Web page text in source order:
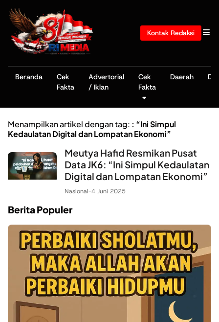
Kontak Redaksi
Beranda
Cek
Fakta
Advertorial
/ Iklan
Cek
Fakta
Daerah
Menampilkan artikel dengan tag: : “Ini Simpul
Kedaulatan Digital dan Lompatan Ekonomi”
Meutya Hafid Resmikan Pusat
Data JK6: “Ini Simpul Kedaulatan
Digital dan Lompatan Ekonomi”
Nasional-4 Juni 2025
Berita Populer